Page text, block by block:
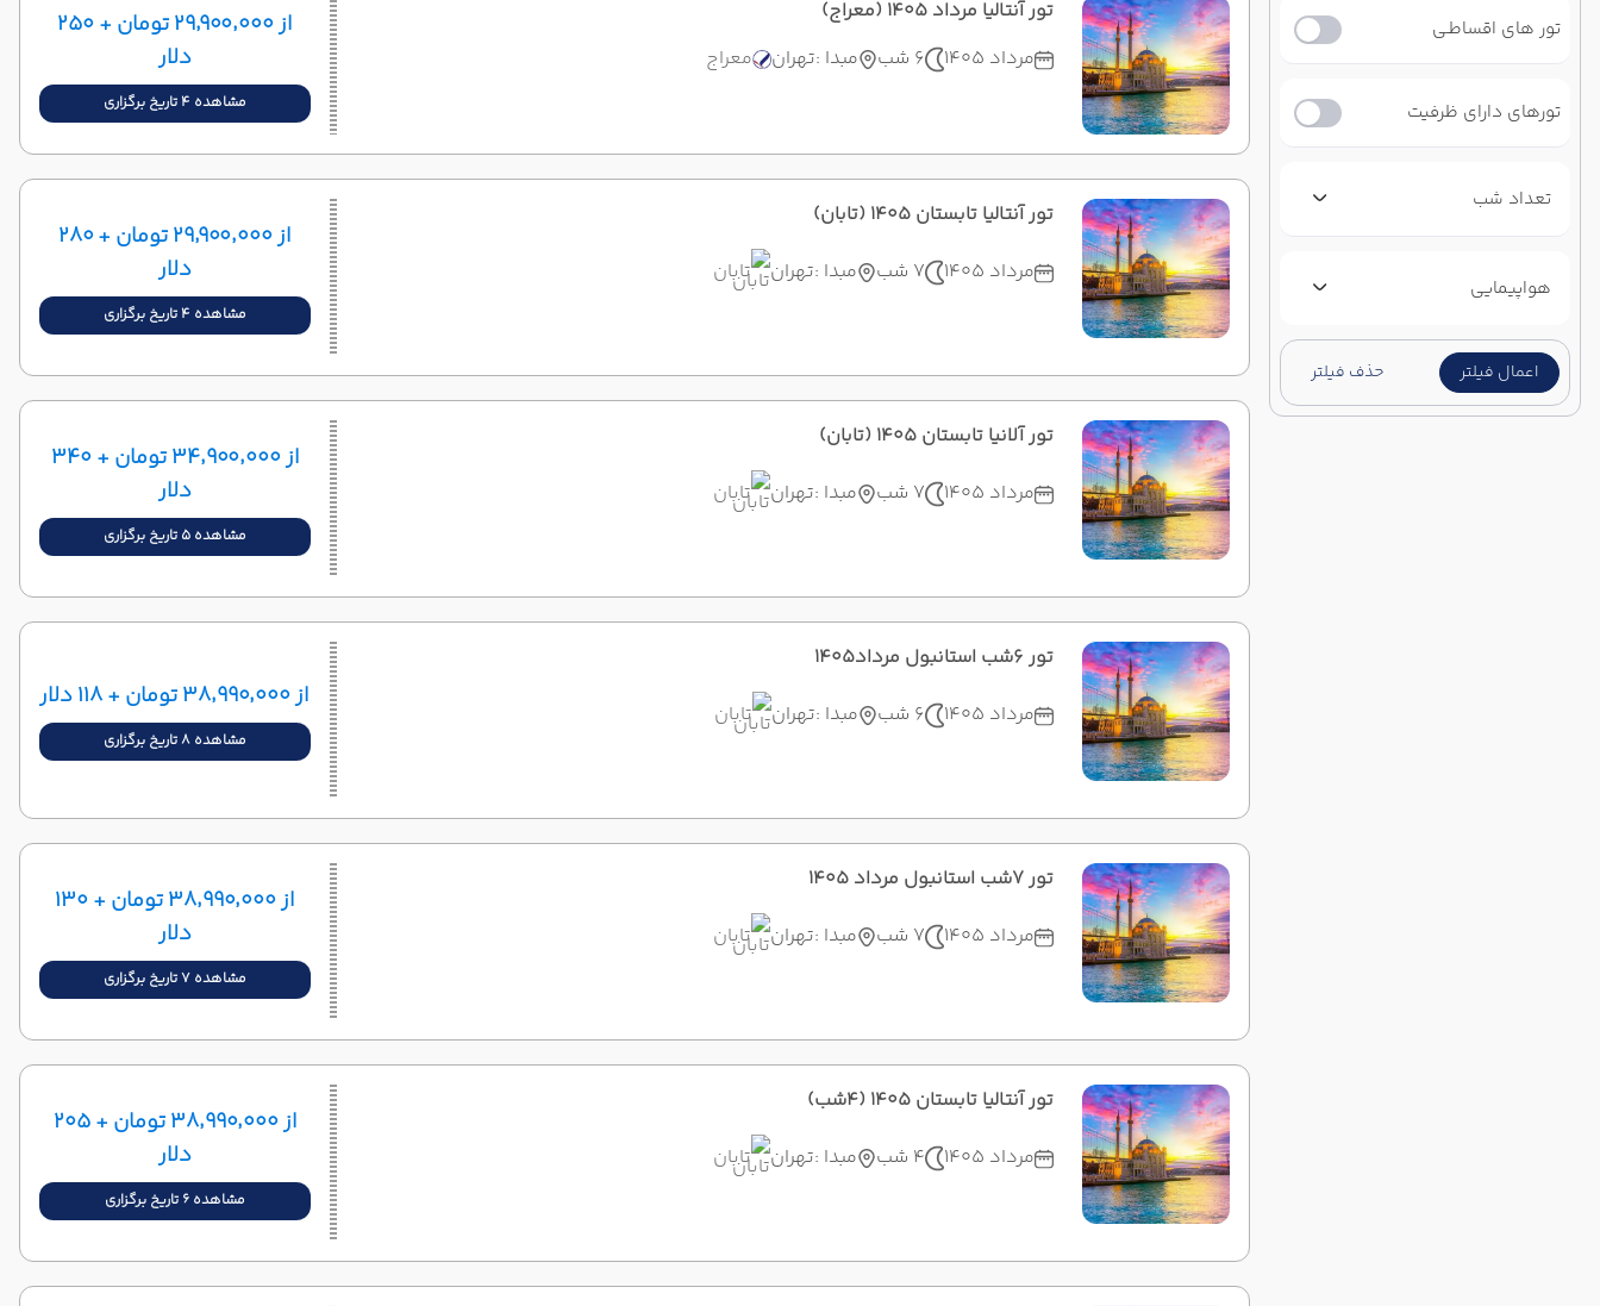
تور های اقساطـی
تورهای دارای ظرفیت
تعداد شب
هواپیمایی
اعمال فیلتر حذف فیلتر
تور آنتالیا مرداد 1405 (معراج)
مرداد 1405
6 شب مبدا :تهران معراج
از ۲۹٬۹۰۰٬۰۰۰ تومان + ۲۵۰
دلار
مشاهده 4 تاریخ برگزاری
تور آنتالیا تابستان 1405 (تابان)
مرداد 1405
7 شب مبدا :تهران تابان
از ۲۹٬۹۰۰٬۰۰۰ تومان + ۲۸۰
دلار
مشاهده 4 تاریخ برگزاری
تور آلانیا تابستان 1405 (تابان)
مرداد 1405
7 شب مبدا :تهران تابان
از ۳۴٬۹۰۰٬۰۰۰ تومان + ۳۴۰
دلار
مشاهده 5 تاریخ برگزاری
تور 6شب استانبول مرداد1405
مرداد 1405
6 شب مبدا :تهران تابان
از ۳۸٬۹۹۰٬۰۰۰ تومان + ۱۱۸ دلار
مشاهده 8 تاریخ برگزاری
تور 7شب استانبول مرداد 1405
مرداد 1405
7 شب مبدا :تهران تابان
از ۳۸٬۹۹۰٬۰۰۰ تومان + ۱۳۰
دلار
مشاهده 7 تاریخ برگزاری
تور آنتالیا تابستان 1405 (4شب)
مرداد 1405
4 شب مبدا :تهران تابان
از ۳۸٬۹۹۰٬۰۰۰ تومان + ۲۰۵
دلار
مشاهده 6 تاریخ برگزاری